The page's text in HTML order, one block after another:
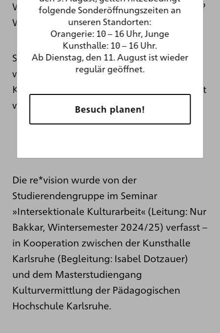
Welche Vorurteile habt ihr vielleicht selbst?
Welche Macht steckt in solchen Bildern?
So könnt ihr verstehen,
wie Vorurteile über Menschen, Länder und
Kulturen auch durch Bilder weiterverbreitet
werden.
Die re*vision wurde von der
Studierendengruppe im Seminar
»Intersektionale Kulturarbeit« (Leitung: Nur
Bakkar, Wintersemester 2024/25) verfasst –
in Kooperation zwischen der Kunsthalle
Karlsruhe (Begleitung: Isabel Dotzauer)
und dem Masterstudiengang
Kulturvermittlung der Pädagogischen
Hochschule Karlsruhe.
folgende Sonderöffnungszeiten an
unseren Standorten:
Orangerie: 10 – 16 Uhr, Junge
Kunsthalle: 10 – 16 Uhr.
Ab Dienstag, den 11. August ist wieder
regulär geöffnet.
Besuch planen!